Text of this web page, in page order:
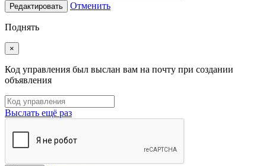
Редактировать Отменить
Поднять
×
Код управления был выслан вам на почту при создании
объявления
Выслать ещё раз